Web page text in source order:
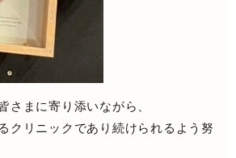
さまに寄り添いながら、
クリニックであり続けられるよう努